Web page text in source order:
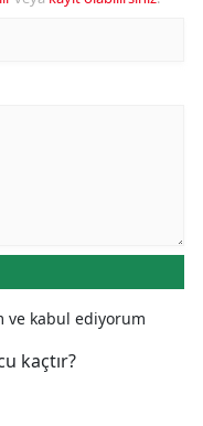
ve kabul ediyorum
kaçtır?